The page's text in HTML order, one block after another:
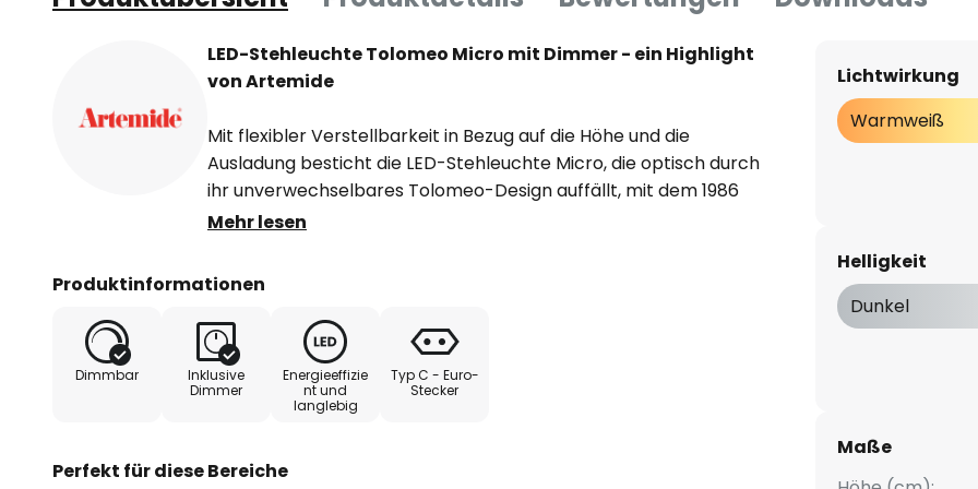
LED-Stehleuchte Tolomeo Micro mit Dimmer - ein Highlight
von Artemide
Mit flexibler Verstellbarkeit in Bezug auf die Höhe und die
Ausladung besticht die LED-Stehleuchte Micro, die optisch durch
ihr unverwechselbares Tolomeo-Design auffällt, mit dem 1986
Michele De Lucchi und Giancarlo Fassina die erste Leuchte der
Design, das weltbekannt wurde und sich ungebrochener
In der aus Aluminium und Stahl gefertigten Stehleuchte Tolomeo
Micro wurden warmweiß strahlende LEDs verbaut, deren
angenehmes Licht von dem Leuchtenkopf aus Aluminium
Mehr lesen
Produktinformationen
Dimmbar
Inklusive
Dimmer
Energieeffizie
nt und
langlebig
Typ C - Euro-
Stecker
Perfekt für diese Bereiche
Lichtwirkung
Warmweiß
Helligkeit
Dunkel
Maße